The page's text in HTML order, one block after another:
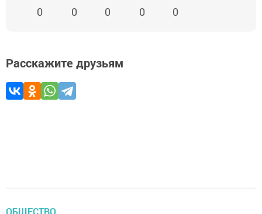
0 0 0 0 0
Расскажите друзьям